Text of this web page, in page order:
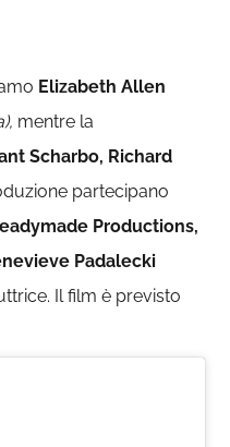
Elizabeth Allen
mentre la
Scharbo, Richard
partecipano
Productions,
Padalecki
Il film è previsto